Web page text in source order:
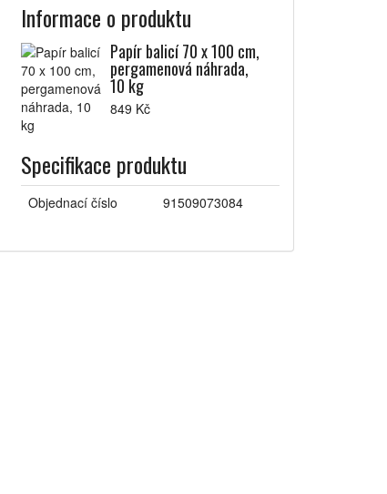
Informace o produktu
Papír balicí 70 x 100 cm,
pergamenová náhrada,
10 kg
849 Kč
Specifikace produktu
Objednací číslo 91509073084